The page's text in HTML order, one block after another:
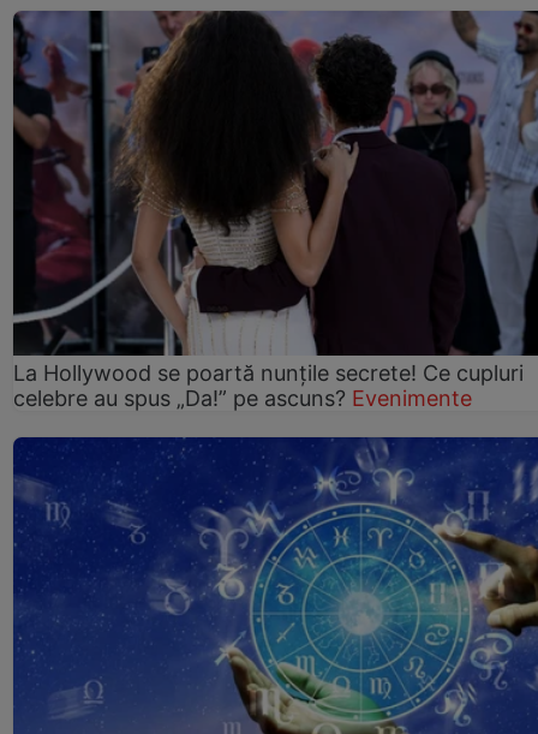
La Hollywood se poartă nunțile secrete! Ce cupluri
celebre au spus „Da!” pe ascuns? Evenimente